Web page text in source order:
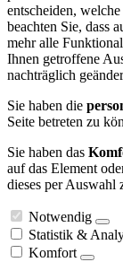
entscheiden,
beachten Sie, dass
mehr alle
Ihnen getroffene
nachträglich
Sie haben die
Seite betreten zu
Sie haben das
auf das Element
dieses per Auswahl
Notwendig
Statistik &
Komfort